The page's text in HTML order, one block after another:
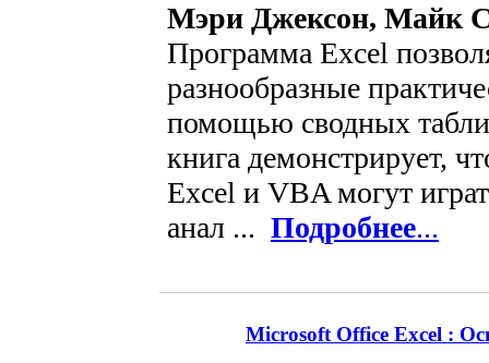
Мэри Джексон, Майк
Программа Excel
разнообразные
помощью сводных
книга демонстрирует,
Excel и VBA могут
анал ... Подробнее...
Microsoft Office Excel :